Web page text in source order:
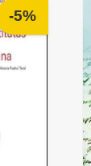
-5%